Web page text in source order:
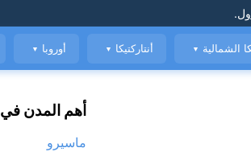
.
الشمالية ▼ أنتاركتيكا ▼ أوروبا ▼
أهم المدن في Lesotho
ماسيرو